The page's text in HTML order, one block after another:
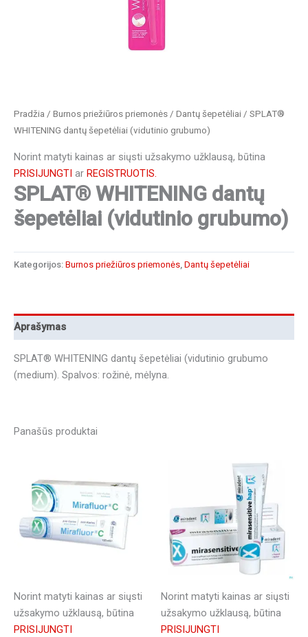
Pradžia / Burnos priežiūros priemonės / Dantų šepetėliai / SPLAT®
WHITENING dantų šepetėliai (vidutinio grubumo)
Norint matyti kainas ar siųsti užsakymo užklausą, būtina
PRISIJUNGTI ar REGISTRUOTIS.
SPLAT® WHITENING dantų
šepetėliai (vidutinio grubumo)
Kategorijos: Burnos priežiūros priemonės, Dantų šepetėliai
Aprašymas
SPLAT® WHITENING dantų šepetėliai (vidutinio grubumo
(medium). Spalvos: rožinė, mėlyna.
Panašūs produktai
Norint matyti kainas ar siųsti
užsakymo užklausą, būtina
PRISIJUNGTI
Norint matyti kainas ar siųsti
užsakymo užklausą, būtina
PRISIJUNGTI